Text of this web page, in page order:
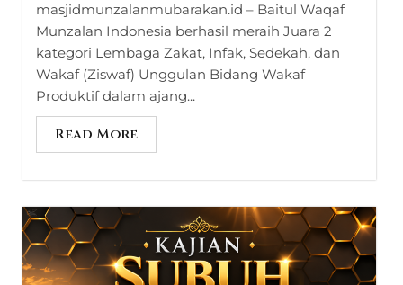
masjidmunzalanmubarakan.id – Baitul Waqaf
Munzalan Indonesia berhasil meraih Juara 2
kategori Lembaga Zakat, Infak, Sedekah, dan
Wakaf (Ziswaf) Unggulan Bidang Wakaf
Produktif dalam ajang...
Read More